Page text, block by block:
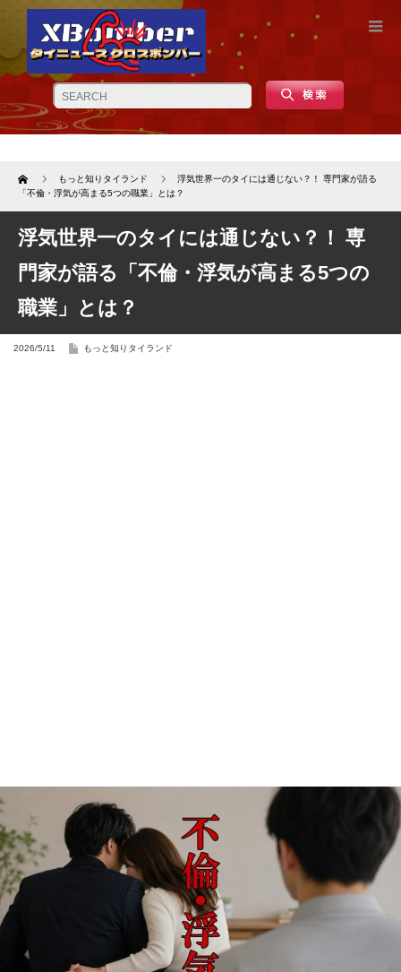
Home もっと知りタイランド
浮気世界一のタイには通じない？！ 専門家が語る
「不倫・浮気が高まる5つの職業」とは？
浮気世界一のタイには通じない？！ 専
門家が語る「不倫・浮気が高まる5つの
職業」とは？
2026/5/11 もっと知りタイランド